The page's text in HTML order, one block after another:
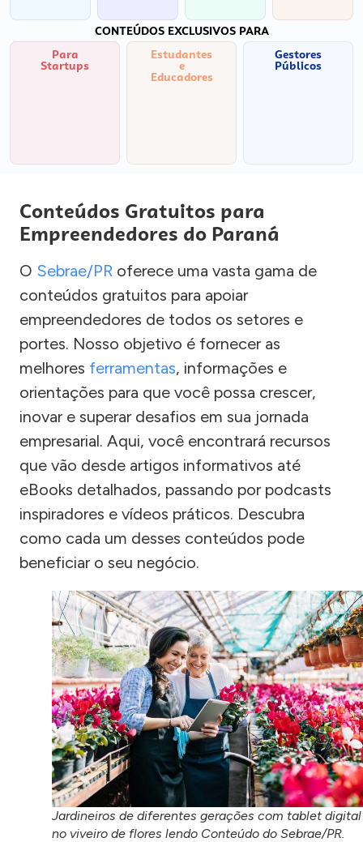
CONTEÚDOS EXCLUSIVOS PARA
Para
Startups
Estudantes
e
Educadores
Gestores
Públicos
Conteúdos Gratuitos para
Empreendedores do Paraná
O Sebrae/PR oferece uma vasta gama de
conteúdos gratuitos para apoiar
empreendedores de todos os setores e
portes. Nosso objetivo é fornecer as
melhores ferramentas, informações e
orientações para que você possa crescer,
inovar e superar desafios em sua jornada
empresarial. Aqui, você encontrará recursos
que vão desde artigos informativos até
eBooks detalhados, passando por podcasts
inspiradores e vídeos práticos. Descubra
como cada um desses conteúdos pode
beneficiar o seu negócio.
Jardineiros de diferentes gerações com tablet digital
no viveiro de flores lendo Conteúdo do Sebrae/PR.